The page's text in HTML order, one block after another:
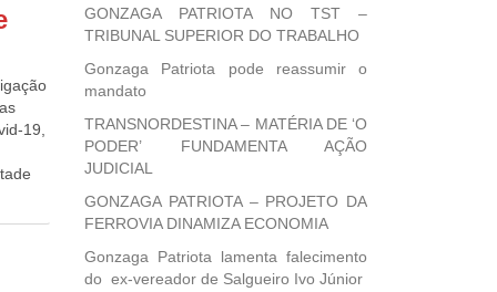
do
ainda
que
o
19,
GONZAGA PATRIOTA NO TST –
TRIBUNAL SUPERIOR DO TRABALHO
Gonzaga Patriota pode reassumir o
mandato
TRANSNORDESTINA – MATÉRIA DE ‘O
PODER’ FUNDAMENTA AÇÃO
JUDICIAL
GONZAGA PATRIOTA – PROJETO DA
FERROVIA DINAMIZA ECONOMIA
Gonzaga Patriota lamenta falecimento
do ex-vereador de Salgueiro Ivo Júnior